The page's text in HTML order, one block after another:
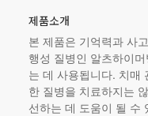
제품소개
본 제품은 기억력과 사
행성 질병인 알츠하이
는 데 사용됩니다. 치매
한 질병을 치료하지는
선하는 데 도움이 될 수